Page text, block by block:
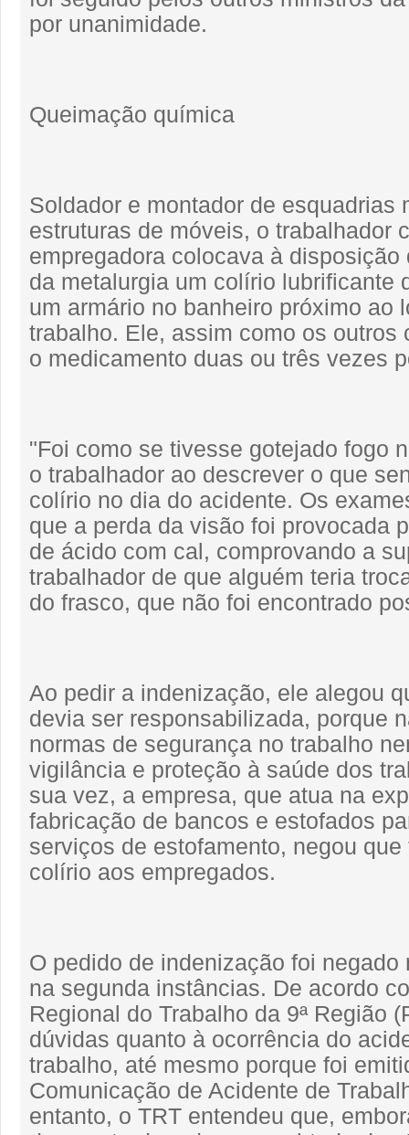
por unanimidade.
Queimação química
Soldador e montador de esquadrias
estruturas de móveis, o trabalhador
empregadora colocava à disposição
da metalurgia um colírio lubrificante
um armário no banheiro próximo ao
trabalho. Ele, assim como os outros
o medicamento duas ou três vezes
"Foi como se tivesse gotejado fogo
o trabalhador ao descrever o que
colírio no dia do acidente. Os
que a perda da visão foi provocada
de ácido com cal, comprovando a
trabalhador de que alguém teria
do frasco, que não foi encontrado
Ao pedir a indenização, ele alegou
devia ser responsabilizada, porque
normas de segurança no trabalho
vigilância e proteção à saúde dos
sua vez, a empresa, que atua na
fabricação de bancos e estofados
serviços de estofamento, negou que
colírio aos empregados.
O pedido de indenização foi negado
na segunda instâncias. De acordo
Regional do Trabalho da 9ª Região
dúvidas quanto à ocorrência do
trabalho, até mesmo porque foi
Comunicação de Acidente de
entanto, o TRT entendeu que,